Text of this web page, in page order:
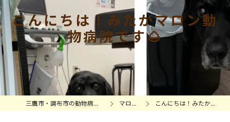
こんにちは！みたかマロン動
物病院です🌰
三鷹市・調布市の動物病院｜みたかマロン動物病院 マロンの日常 こんにちは！みたかマロン動物病院です🌰